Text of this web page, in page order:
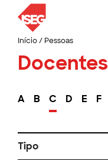
Início/ Pessoas
Docentes
A B C D E F
Tipo